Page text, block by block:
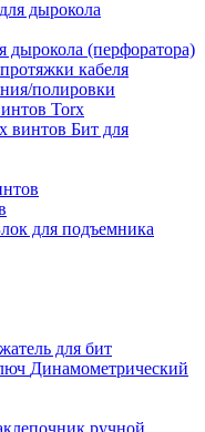
дырокола (перфоратора)
кабеля
полировки
Torx
Бит для
для подъемника
для бит
Динамометрический
ручной